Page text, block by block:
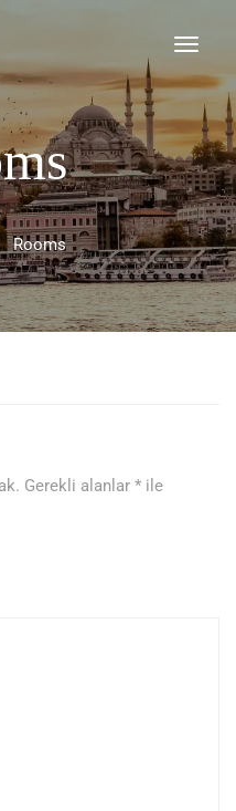
Rooms
Gerekli alanlar * ile